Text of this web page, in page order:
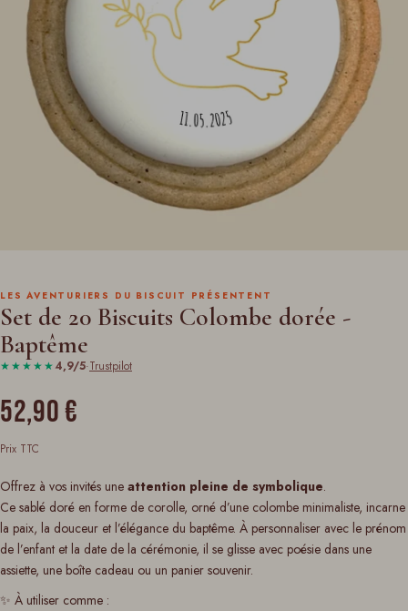
LES AVENTURIERS DU BISCUIT PRÉSENTENT
Set de 20 Biscuits Colombe dorée -
Baptême
★★★★★4,9/5·Trustpilot
52,90 €
Prix TTC
Offrez à vos invités une attention pleine de symbolique.
Ce sablé doré en forme de corolle, orné d’une colombe minimaliste, incarne
la paix, la douceur et l’élégance du baptême. À personnaliser avec le prénom
de l’enfant et la date de la cérémonie, il se glisse avec poésie dans une
assiette, une boîte cadeau ou un panier souvenir.
✨ À utiliser comme :